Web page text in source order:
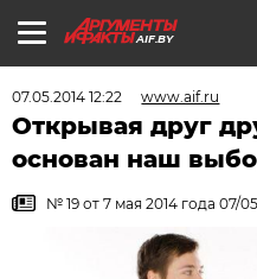
AIF.BY
07.05.2014 12:22 www.aif.ru
Открывая друг
основан наш
№ 19 от 7 мая 2014 года 07/